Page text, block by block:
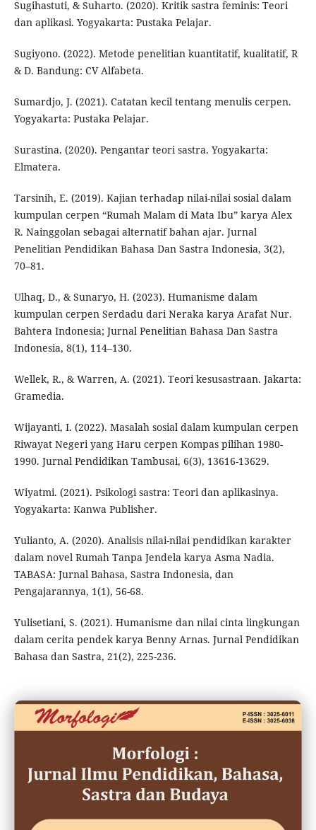
Sugihastuti, & Suharto. (2020). Kritik sastra feminis: Teori
dan aplikasi. Yogyakarta: Pustaka Pelajar.
Sugiyono. (2022). Metode penelitian kuantitatif, kualitatif, R
& D. Bandung: CV Alfabeta.
Sumardjo, J. (2021). Catatan kecil tentang menulis cerpen.
Yogyakarta: Pustaka Pelajar.
Surastina. (2020). Pengantar teori sastra. Yogyakarta:
Elmatera.
Tarsinih, E. (2019). Kajian terhadap nilai-nilai sosial dalam
kumpulan cerpen “Rumah Malam di Mata Ibu” karya Alex
R. Nainggolan sebagai alternatif bahan ajar. Jurnal
Penelitian Pendidikan Bahasa Dan Sastra Indonesia, 3(2),
70–81.
Ulhaq, D., & Sunaryo, H. (2023). Humanisme dalam
kumpulan cerpen Serdadu dari Neraka karya Arafat Nur.
Bahtera Indonesia; Jurnal Penelitian Bahasa Dan Sastra
Indonesia, 8(1), 114–130.
Wellek, R., & Warren, A. (2021). Teori kesusastraan. Jakarta:
Gramedia.
Wijayanti, I. (2022). Masalah sosial dalam kumpulan cerpen
Riwayat Negeri yang Haru cerpen Kompas pilihan 1980-
1990. Jurnal Pendidikan Tambusai, 6(3), 13616-13629.
Wiyatmi. (2021). Psikologi sastra: Teori dan aplikasinya.
Yogyakarta: Kanwa Publisher.
Yulianto, A. (2020). Analisis nilai-nilai pendidikan karakter
dalam novel Rumah Tanpa Jendela karya Asma Nadia.
TABASA: Jurnal Bahasa, Sastra Indonesia, dan
Pengajarannya, 1(1), 56-68.
Yulisetiani, S. (2021). Humanisme dan nilai cinta lingkungan
dalam cerita pendek karya Benny Arnas. Jurnal Pendidikan
Bahasa dan Sastra, 21(2), 225-236.